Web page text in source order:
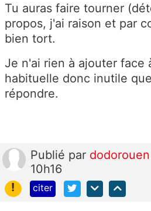
Tu auras faire tourner
propos, j'ai raison et par
bien tort.
Je n'ai rien à ajouter face
habituelle donc inutile
répondre.
Publié par dodorouen
10h16
!
citer